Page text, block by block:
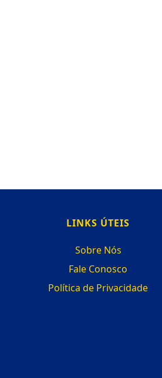
LINKS ÚTEIS
Sobre Nós
Fale Conosco
Política de Privacidade